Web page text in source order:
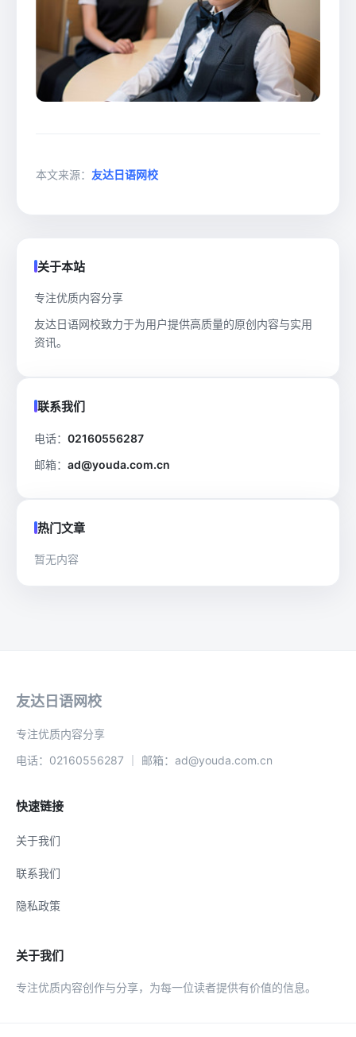
本文来源： 友达日语网校
关于本站
专注优质内容分享
友达日语网校致力于为用户提供高质量的原创内容与实用
资讯。
联系我们
电话： 02160556287
邮箱： ad@youda.com.cn
热门文章
暂无内容
友达日语网校
专注优质内容分享
电话：02160556287 ｜ 邮箱：ad@youda.com.cn
快速链接
关于我们
联系我们
隐私政策
关于我们
专注优质内容创作与分享，为每一位读者提供有价值的信息。